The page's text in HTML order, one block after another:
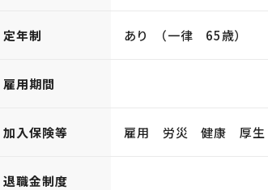
定年制 あり （一律 65歳）
雇用期間
加入保険等 雇用 労災 健康 厚生
退職金制度